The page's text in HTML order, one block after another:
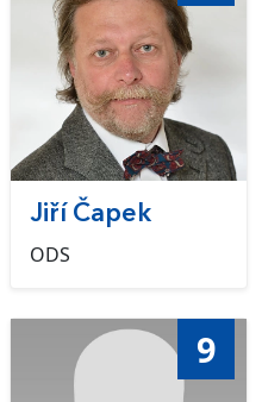
Jiří Čapek
ODS
9